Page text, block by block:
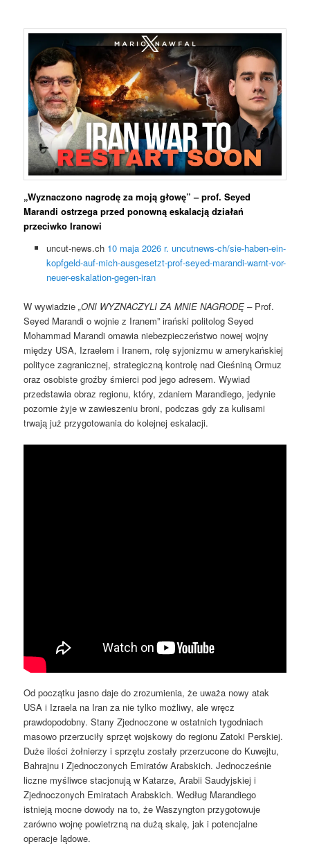
„Wyznaczono nagrodę za moją głowę” – prof. Seyed
Marandi ostrzega przed ponowną eskalacją działań
przeciwko Iranowi
uncut-news.ch 10 maja 2026 r. uncutnews-ch/sie-haben-ein-
kopfgeld-auf-mich-ausgesetzt-prof-seyed-marandi-warnt-vor-
neuer-eskalation-gegen-iran
W wywiadzie„ONI WYZNACZYLI ZA MNIE NAGRODĘ –Prof.
Seyed Marandi o wojnie z Iranem” irański politolog Seyed
Mohammad Marandi omawia niebezpieczeństwo nowej wojny
między USA, Izraelem i Iranem, rolę syjonizmu w amerykańskiej
polityce zagranicznej, strategiczną kontrolę nad Cieśniną Ormuz
oraz osobiste groźby śmierci pod jego adresem. Wywiad
przedstawia obraz regionu, który, zdaniem Marandiego, jedynie
pozornie żyje w zawieszeniu broni, podczas gdy za kulisami
trwają już przygotowania do kolejnej eskalacji.
Od początku jasno daje do zrozumienia, że ​​uważa nowy atak
USA i Izraela na Iran za nie tylko możliwy, ale wręcz
prawdopodobny. Stany Zjednoczone w ostatnich tygodniach
masowo przerzuciły sprzęt wojskowy do regionu Zatoki Perskiej.
Duże ilości żołnierzy i sprzętu zostały przerzucone do Kuwejtu,
Bahrajnu i Zjednoczonych Emiratów Arabskich. Jednocześnie
liczne myśliwce stacjonują w Katarze, Arabii Saudyjskiej i
Zjednoczonych Emiratach Arabskich. Według Marandiego
istnieją mocne dowody na to, że Waszyngton przygotowuje
zarówno wojnę powietrzną na dużą skalę, jak i potencjalne
operacje lądowe.